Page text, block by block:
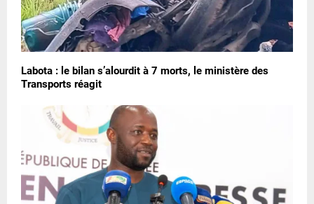
Labota : le bilan s’alourdit à 7 morts, le ministère des
Transports réagit